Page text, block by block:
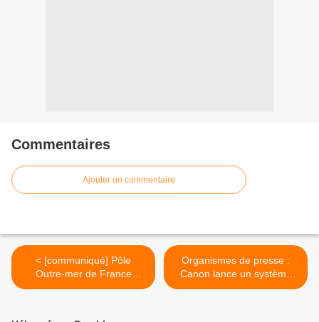
Commentaires
Ajouter un commentaire
< [communiqué] Pôle
Outre-mer de France
Télévisions : 2nde
Organismes de presse :
Canon lance un système
d’authentification d’image